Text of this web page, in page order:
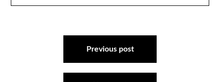
Previous post